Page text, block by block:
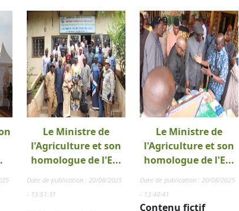
Le Ministre de
l'Agriculture et son
homologue de l'E...
Date de publication : 20/08/2025
- 13:51:31
Le Ministre de
l'Agriculture et son
homologue de l'E...
Date de publication : 20/08/2025
- 13:48:41
Contenu fictif